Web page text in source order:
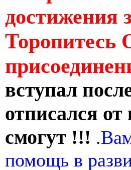
достижения
Торопитесь
вступал
отписался
смогут !!! .
помощь в